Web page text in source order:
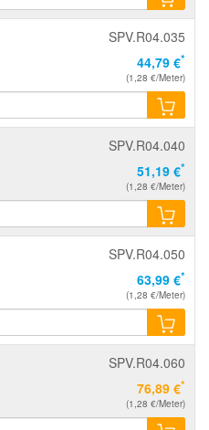
SPV.R04.035
44,79 €*
(1,28 €/Meter)
SPV.R04.040
51,19 €*
(1,28 €/Meter)
SPV.R04.050
63,99 €*
(1,28 €/Meter)
SPV.R04.060
76,89 €*
(1,28 €/Meter)